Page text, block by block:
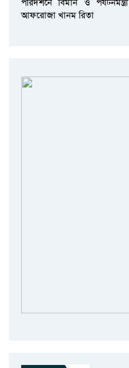
আফরোজা খানম রিতা